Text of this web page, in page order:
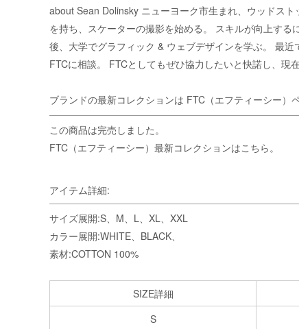
about Sean Dolinsky ニューヨーク市生まれ、ウッドス
を持ち、スケーターの撮影を始める。 スキルが向上す
後、大学でグラフィック & ウェブデザインを学ぶ。 最
FTCに相談。 FTCとしてもぜひ協力したいと快諾し、現
ブランドの最新コレクションは FTC（エフティーシー）
この商品は完売しました。
FTC（エフティーシー）最新コレクションはこちら。
アイテム詳細:
サイズ展開:S、M、L、XL、XXL
カラー展開:WHITE、BLACK、
素材:COTTON 100%
SIZE詳細
S